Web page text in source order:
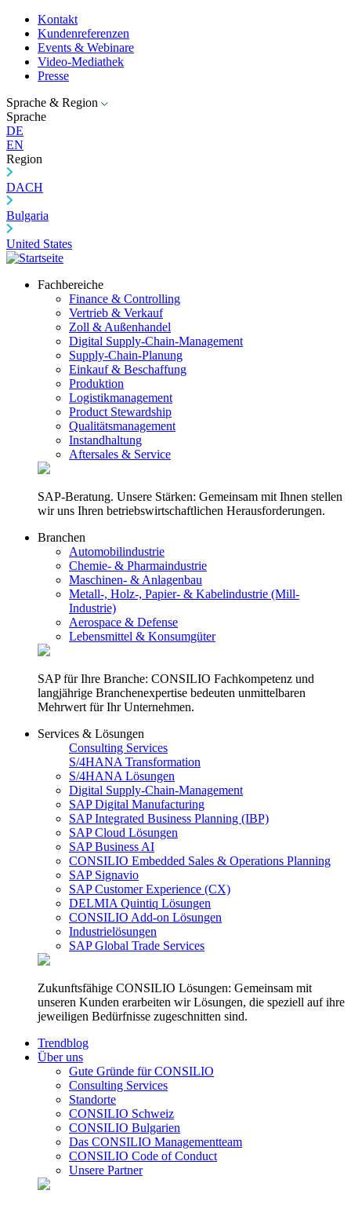
Kontakt
Kundenreferenzen
Events & Webinare
Video-Mediathek
Presse
Sprache & Region
Sprache
DE
EN
Region
DACH
Bulgaria
United States
Fachbereiche
Finance & Controlling
Vertrieb & Verkauf
Zoll & Außenhandel
Digital Supply-Chain-Management
Supply-Chain-Planung
Einkauf & Beschaffung
Produktion
Logistikmanagement
Product Stewardship
Qualitätsmanagement
Instandhaltung
Aftersales & Service
SAP-Beratung. Unsere Stärken: Gemeinsam mit Ihnen stellen
wir uns Ihren betriebswirtschaftlichen Herausforderungen.
Branchen
Automobilindustrie
Chemie- & Pharmaindustrie
Maschinen- & Anlagenbau
Metall-, Holz-, Papier- & Kabelindustrie (Mill-
Industrie)
Aerospace & Defense
Lebensmittel & Konsumgüter
SAP für Ihre Branche: CONSILIO Fachkompetenz und
langjährige Branchenexpertise bedeuten unmittelbaren
Mehrwert für Ihr Unternehmen.
Services & Lösungen
Consulting Services
S/4HANA Transformation
S/4HANA Lösungen
Digital Supply-Chain-Management
SAP Digital Manufacturing
SAP Integrated Business Planning (IBP)
SAP Cloud Lösungen
SAP Business AI
CONSILIO Embedded Sales & Operations Planning
SAP Signavio
SAP Customer Experience (CX)
DELMIA Quintiq Lösungen
CONSILIO Add-on Lösungen
Industrielösungen
SAP Global Trade Services
Zukunftsfähige CONSILIO Lösungen: Gemeinsam mit
unseren Kunden erarbeiten wir Lösungen, die speziell auf ihre
jeweiligen Bedürfnisse zugeschnitten sind.
Trendblog
Über uns
Gute Gründe für CONSILIO
Consulting Services
Standorte
CONSILIO Schweiz
CONSILIO Bulgarien
Das CONSILIO Managementteam
CONSILIO Code of Conduct
Unsere Partner